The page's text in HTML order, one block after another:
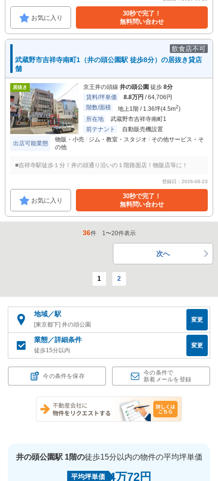
お気に入り
30秒で完了！
無料問い合わせ
飲食店不可
武蔵野市吉祥寺南町1（井の頭公園駅 徒歩8分）の居抜き貸店
舗
居抜き 京王井の頭線 井の頭公園 徒歩 8分
賃料/坪単価
8.8万円 / 64,706円
階数/面積
地上1階 / 1.36坪(4.5m2)
所在地
武蔵野市吉祥寺南町1
前テナント
自動販売機設置
出店可能業態
物販・小売 ジム・教室・スタジオ
その他サービス・そ
の他
■吉祥寺駅徒歩１分！井の頭通り沿いの１階路面店！物販店等に！
登録日：2026-06-23
お気に入り
30秒で完了！
無料問い合わせ
36件 1〜20件表示
次へ
1 2
地域／駅
[東京都下] 井の頭公園
変更
業態／詳細条件
徒歩15分以内
変更
今の条件を保存
今の条件で
新着メールを登録
井の頭公園駅 1階の徒歩15分以内の物件の平均坪単価
平均坪単価 4万72円